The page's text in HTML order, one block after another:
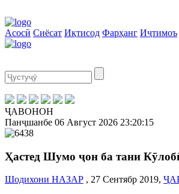
Асосӣ Сиёсат Иқтисод Фарҳанг Иҷтимоъ
ҶАВОНОН
Панҷшанбе 06 Август 2026 23:20:16
Ҳастед Шумо ҷон ба тани
Шодихони НАЗАР , 27 Сентябр 2019,